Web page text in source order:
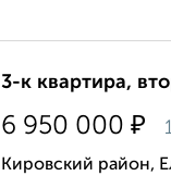
3-к квартира,
6 950 000 ₽
Кировский район,